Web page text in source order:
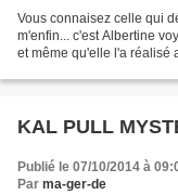
Vous connaisez celle qui
m'enfin... c'est Albertine
et même qu'elle l'a réalisé
Publié le 07/10/2014 à
Par ma-ger-de